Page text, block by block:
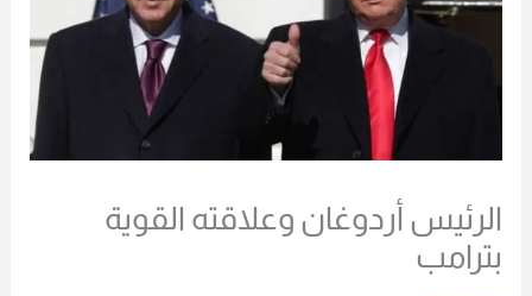
الرئيس أردوغان وعلاقته القوية
بترامب